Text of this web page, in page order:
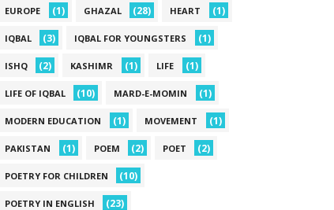
EUROPE (1) GHAZAL (28) HEART (1)
IQBAL (3) IQBAL FOR YOUNGSTERS (1)
ISHQ (2) KASHIMR (1) LIFE (1)
LIFE OF IQBAL (10) MARD-E-MOMIN (1)
MODERN EDUCATION (1) MOVEMENT (1)
PAKISTAN (1) POEM (2) POET (2)
POETRY FOR CHILDREN (10)
POETRY IN ENGLISH (23)